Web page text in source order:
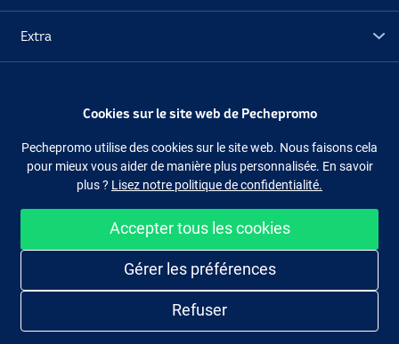
Extra
Suivez-nous Facebook Instagram
Cookies sur le site web de Pechepromo
Pechepromo utilise des cookies sur le site web. Nous faisons cela
pour mieux vous aider de manière plus personnalisée. En savoir
plus ? Lisez notre politique de confidentialité.
Accepter tous les cookies
Gérer les préférences
Refuser